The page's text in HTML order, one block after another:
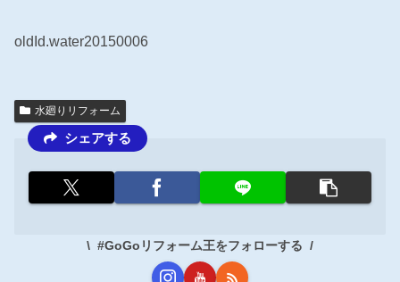
oldId.water20150006
水廻りリフォーム
シェアする
#GoGoリフォーム王をフォローする